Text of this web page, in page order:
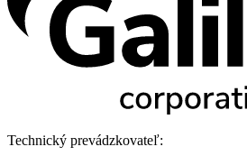
Technický prevádzkovateľ: